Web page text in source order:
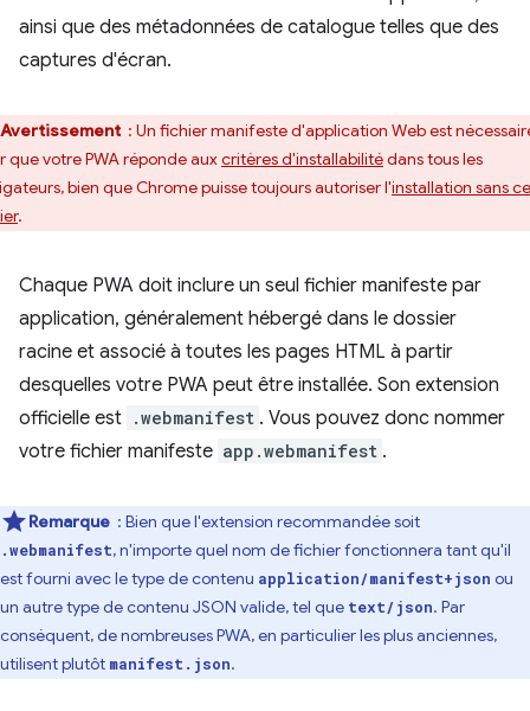
ainsi que des métadonnées de catalogue telles que des
captures d'écran.
Avertissement : Un fichier manifeste d'application Web est
que votre PWA réponde auxcritères d'installabilitédans tous les
bien que Chrome puisse toujours autoriser l'installation sans ce
.
Chaque PWA doit inclure un seul fichier manifeste par
application, généralement hébergé dans le dossier
racine et associé à toutes les pages HTML à partir
desquelles votre PWA peut être installée. Son extension
officielle est .webmanifest . Vous pouvez donc nommer
votre fichier manifeste app.webmanifest .
Remarque : Bien que l'extension recommandée soit
.webmanifest, n'importe quel nom de fichier fonctionnera tant qu'il
est fourni avec le type de contenu application/manifest+json ou
un autre type de contenu JSON valide, tel que text/json. Par
conséquent, de nombreuses PWA, en particulier les plus anciennes,
utilisent plutôt manifest.json.